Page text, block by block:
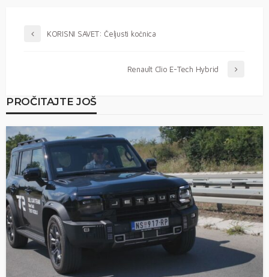
KORISNI SAVET: Čeljusti kočnica
Renault Clio E-Tech Hybrid
PROČITAJTE JOŠ